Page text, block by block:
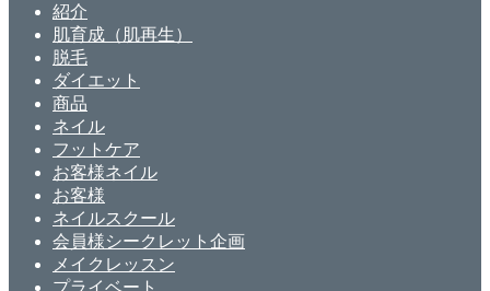
紹介
肌育成（肌再生）
脱毛
ダイエット
商品
ネイル
フットケア
お客様ネイル
お客様
ネイルスクール
会員様シークレット企画
メイクレッスン